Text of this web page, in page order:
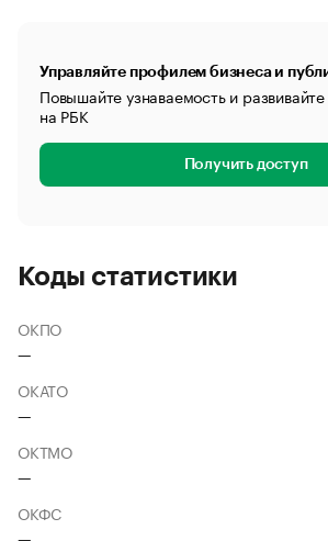
Управляйте профилем бизнеса и
Повышайте узнаваемость и
на РБК
Получить доступ
Коды статистики
ОКПО
—
ОКАТО
—
ОКТМО
—
ОКФС